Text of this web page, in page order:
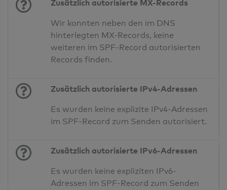
Zusätzlich autorisierte MX-Records
Wir konnten neben den im DNS
hinterlegten MX-Records, keine
weiteren im SPF-Record autorisierten
Records finden.
Zusätzlich autorisierte IPv4-Adressen
Es wurden keine explizite IPv4-Adressen
im SPF-Record zum Senden autorisiert.
Zusätzlich autorisierte IPv6-Adressen
Es wurden keine expliziten IPv6-
Adressen im SPF-Record zum Senden